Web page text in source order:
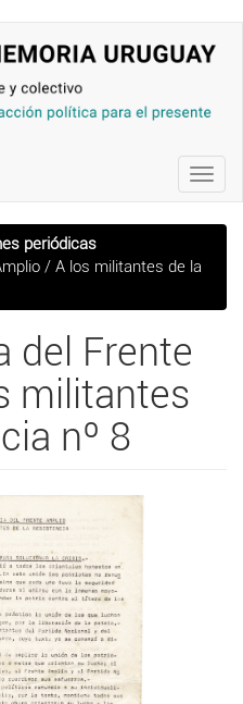
periódicas
/ A los militantes de la
del Frente
militantes
nº 8